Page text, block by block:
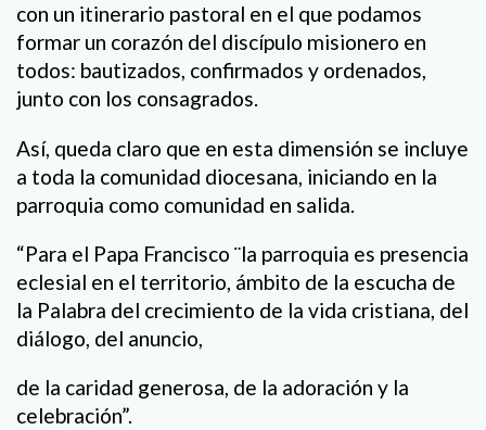
con un itinerario pastoral en el que podamos
formar un corazón del discípulo misionero en
todos: bautizados, confirmados y ordenados,
junto con los consagrados.
Así, queda claro que en esta dimensión se incluye
a toda la comunidad diocesana, iniciando en la
parroquia como comunidad en salida.
“Para el Papa Francisco ¨la parroquia es presencia
eclesial en el territorio, ámbito de la escucha de
la Palabra del crecimiento de la vida cristiana, del
diálogo, del anuncio,
de la caridad generosa, de la adoración y la
celebración”.